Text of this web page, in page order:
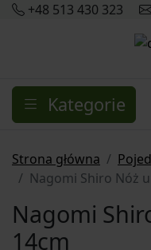
+48 513 430 323
Kategorie
Strona główna
Nagomi Shiro Nóż
Nagomi
14cm